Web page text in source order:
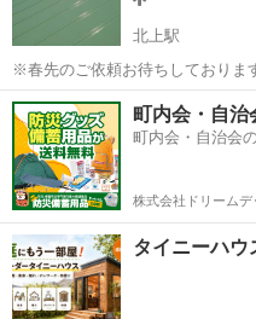
北上駅
※春先のご依頼お待ちしておりま
のご依頼を沢山頂いております🙏 ⭐以前360件以上のお気に入り登録者
数があったアカウントがありま
際に削除となってしまいました。
岩手 北上市 北上駅 リ
町内会・自治
町内会・自治会
株式会社ドリームデ
タイニーハ